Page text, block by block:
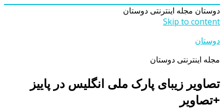
دوستان مجله اینترنتی دوستان
Skip to content
دوستان
مجله اینترنتی دوستان
تصاویر زیبای پارک ملی انگلیس در پاییز
+تصاویر